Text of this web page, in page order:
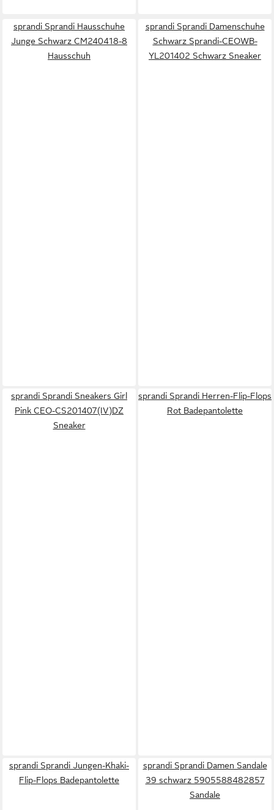
sprandi Sprandi Hausschuhe
Junge Schwarz CM240418-8
Hausschuh
sprandi Sprandi Damenschuhe
Schwarz Sprandi-CEOWB-
YL201402 Schwarz Sneaker
sprandi Sprandi Sneakers Girl
Pink CEO-CS201407(IV)DZ
Sneaker
sprandi Sprandi Herren-Flip-Flops
Rot Badepantolette
sprandi Sprandi Jungen-Khaki-
Flip-Flops Badepantolette
sprandi Sprandi Damen Sandale
39 schwarz 5905588482857
Sandale